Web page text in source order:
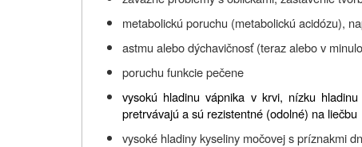
metabolickú poruchu (metabolickú acidózu),
astmu alebo dýchavičnosť (teraz alebo v
poruchu funkcie pečene
vysokú hladinu vápnika v krvi, nízku
pretrvávajú a sú rezistentné (odolné) na liečbu
vysoké hladiny kyseliny močovej s príznakmi